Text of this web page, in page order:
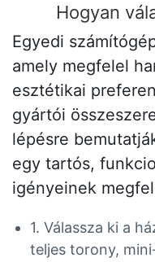
Hogyan
Egyedi
amely megfelel
esztétikai
gyártói
lépésre
egy tartós,
igényeinek
1. Válassza ki a
teljes torony,